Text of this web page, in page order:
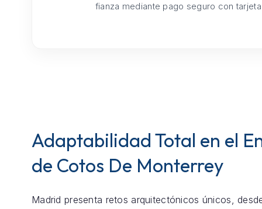
fianza mediante pago seguro con
Adaptabilidad Total en el
de Cotos De Monterrey
Madrid presenta retos arquitectónicos únicos,